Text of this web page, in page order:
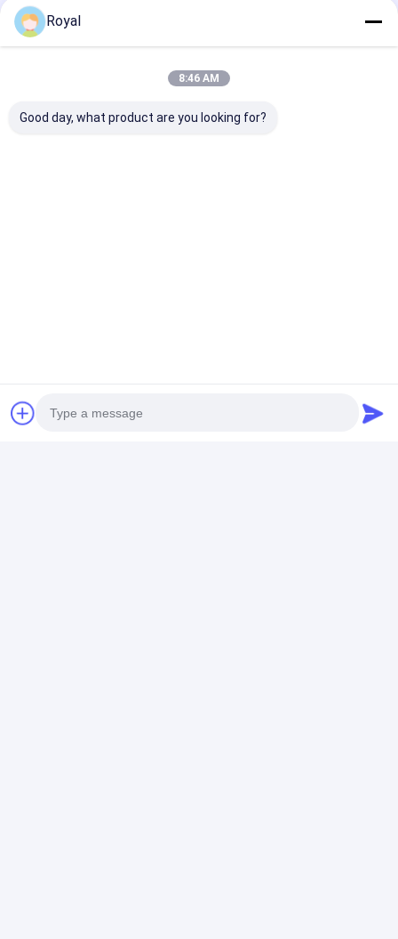
Étiquettes:
Pergola de toit en tissu rétractable
gazebo à toit rétractable
Panyu, ville de Guangzhou, Chine
Royal
8:46 AM
Good day, what product are you looking for?